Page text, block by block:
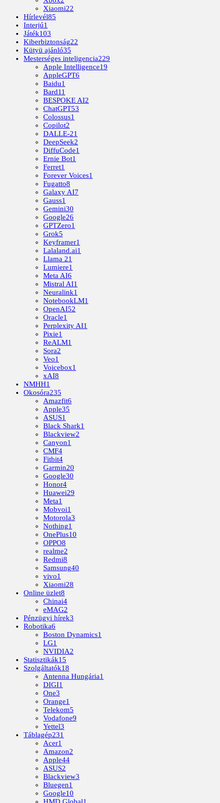
Xiaomi22
Hírlevél85
Interjú1
Játék103
Kiberbiztonság22
Kütyü ajánló35
Mesterséges inteligencia229
Apple Intelligence19
AppleGPT6
Baidu1
Bard11
BESPOKE AI2
ChatGPT53
Colossus1
Copilot2
DALLE-21
DeepSeek2
DiffuCode1
Ernie Bot1
Ferret1
Forever Voices1
Fugatto8
Galaxy AI7
Gauss1
Gemini30
Google26
GPTZero1
Grok5
Keyframer1
Lalaland.ai1
Llama 21
Lumiere1
Meta AI6
Mistral AI1
Neuralink1
NotebookLM1
OpenAI52
Oracle1
Perplexity AI1
Pixie1
ReALM1
Sora2
Veo1
Voicebox1
xAI8
NMHH1
Okosóra235
Amazfit6
Apple35
ASUS1
Black Shark1
Blackview2
Canyon1
CMF4
Fitbit4
Garmin20
Google30
Honor4
Huawei29
Meta1
Mobvoi1
Motorola3
Nothing1
OnePlus10
OPPO8
realme2
Redmi8
Samsung40
vivo1
Xiaomi28
Online üzlet8
Chinai4
eMAG2
Pénzügyi hírek3
Robotika6
Boston Dynamics1
LG1
NVIDIA2
Statisztikák15
Szolgáltatók18
Antenna Hungária1
DIGI1
One3
Orange1
Telekom5
Vodafone9
Yettel3
Táblagép231
Acer1
Amazon2
Apple44
ASUS2
Blackview3
Bluegen1
Google10